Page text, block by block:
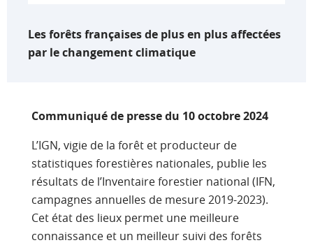
Les forêts françaises de plus en plus affectées
par le changement climatique
Communiqué de presse du 10 octobre 2024
L’IGN, vigie de la forêt et producteur de
statistiques forestières nationales, publie les
résultats de l’Inventaire forestier national (IFN,
campagnes annuelles de mesure 2019-2023).
Cet état des lieux permet une meilleure
connaissance et un meilleur suivi des forêts